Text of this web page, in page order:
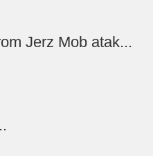
Jerz Mob atak...